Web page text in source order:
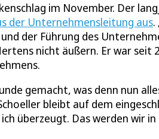
im November. Der
der Unternehmensleitung aus.
der Führung des
nicht äußern. Er war
gemacht, was denn nun
bleibt auf dem
überzeugt. Das werden wir